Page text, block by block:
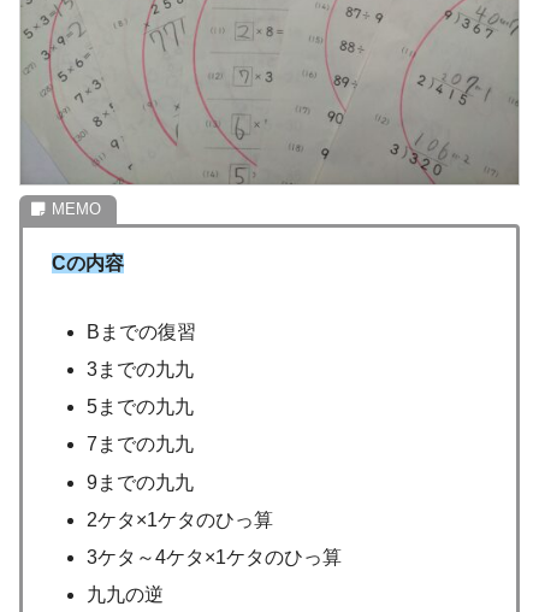
Cの内容
Bまでの復習
3までの九九
5までの九九
7までの九九
9までの九九
2ケタ×1ケタのひっ算
3ケタ～4ケタ×1ケタのひっ算
九九の逆